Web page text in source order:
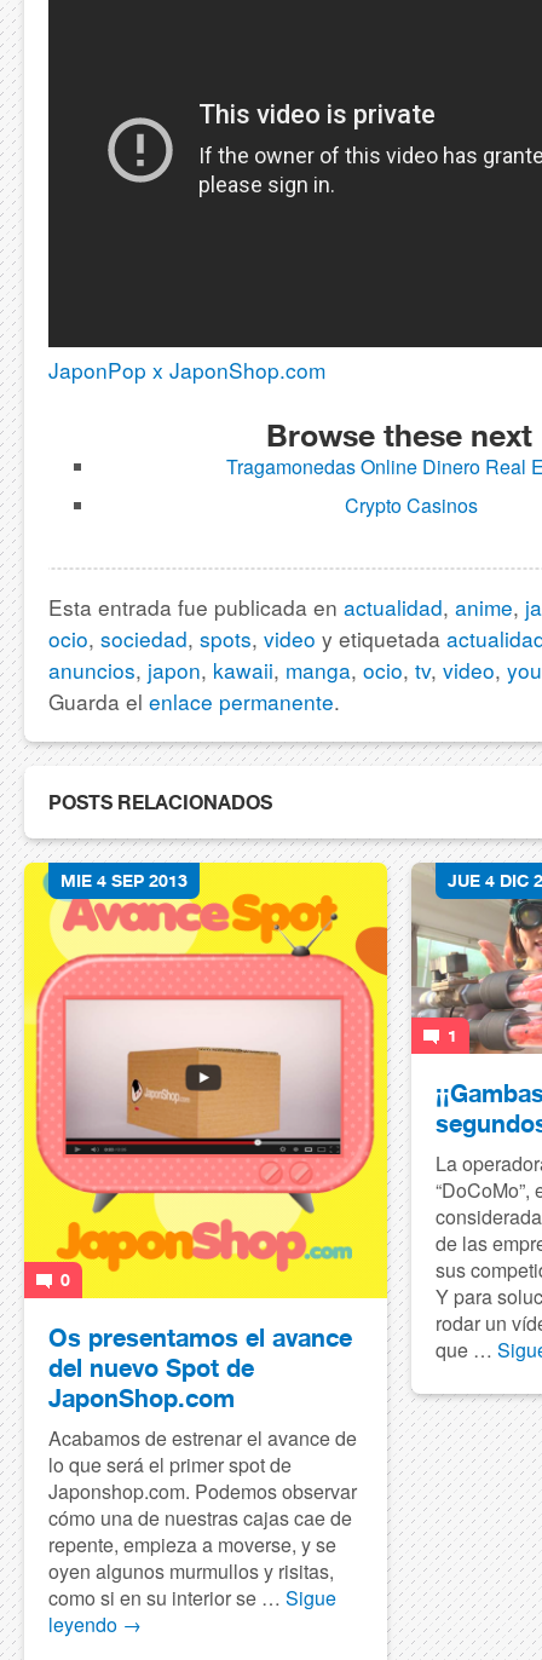
JaponPop x JaponShop.com
Browse these next
Tragamonedas Online Dinero Real
Crypto Casinos
Esta entrada fue publicada en actualidad, anime,
ocio, sociedad, spots, video y etiquetada
anuncios, japon, kawaii, manga, ocio, tv, video,
Guarda el enlace permanente.
POSTS RELACIONADOS
MIE 4 SEP 2013
0
Os presentamos el avance
del nuevo Spot de
JaponShop.com
Acabamos de estrenar el avance de
lo que será el primer spot de
Japonshop.com. Podemos observar
cómo una de nuestras cajas cae de
repente, empieza a moverse, y se
oyen algunos murmullos y risitas,
como si en su interior se … Sigue
leyendo →
JUE 4 DIC
1
La
de las
sus
Y para
rodar un
que …